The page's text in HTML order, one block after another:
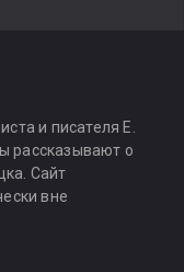
и писателя Е.
рассказывают о
Сайт
вне